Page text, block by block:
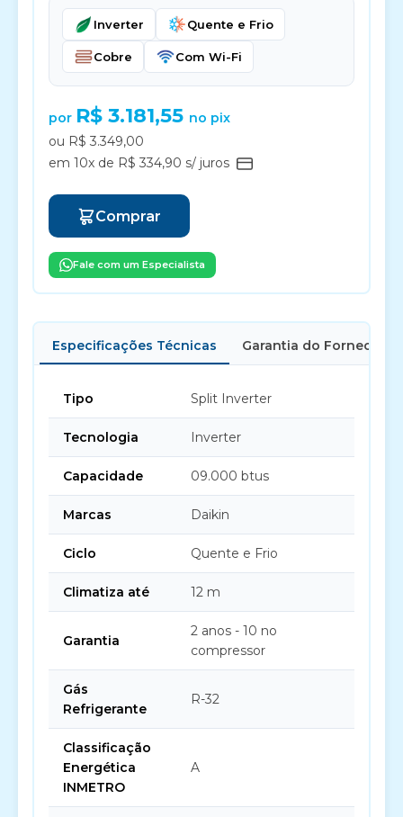
Inverter Quente e Frio
Cobre Com Wi-Fi
por R$ 3.181,55 no pix
ou R$ 3.349,00
em 10x de R$ 334,90 s/ juros
Comprar
Fale com um Especialista
Especificações Técnicas Garantia do Fornecedor
Tipo Split Inverter
Tecnologia Inverter
Capacidade 09.000 btus
Marcas Daikin
Ciclo Quente e Frio
Climatiza até 12 m
Garantia
2 anos - 10 no
compressor
Gás
Refrigerante
R-32
Classificação
Energética
INMETRO
A